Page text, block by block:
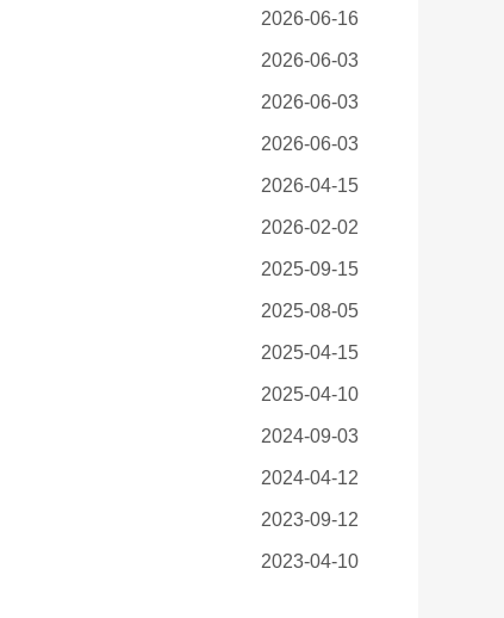
2026-06-16
2026-06-03
2026-06-03
2026-06-03
2026-04-15
2026-02-02
2025-09-15
2025-08-05
2025-04-15
2025-04-10
2024-09-03
2024-04-12
2023-09-12
2023-04-10